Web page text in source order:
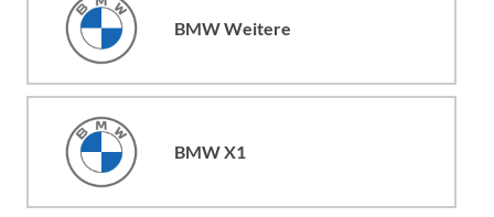
BMW Weitere
BMW X1